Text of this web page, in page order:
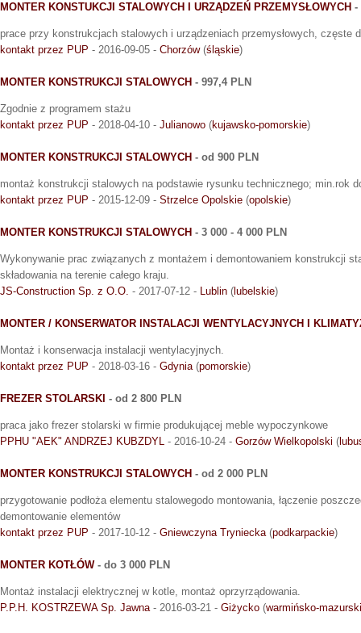
MONTER KONSTUKCJI STALOWYCH I URZĄDZEŃ PRZEMYSŁOWYCH -
prace przy konstrukcjach stalowych i urządzeniach przemysłowych, częste
kontakt przez PUP - 2016-09-05 - Chorzów(śląskie)
MONTER KONSTRUKCJI STALOWYCH - 997,4 PLN
Zgodnie z programem stażu
kontakt przez PUP - 2018-04-10 - Julianowo (kujawsko-pomorskie)
MONTER KONSTRUKCJI STALOWYCH - od 900 PLN
montaż konstrukcji stalowych na podstawie rysunku technicznego; min.rok
kontakt przez PUP - 2015-12-09 - Strzelce Opolskie (opolskie)
MONTER KONSTRUKCJI STALOWYCH - 3 000 - 4 000 PLN
Wykonywanie prac związanych z montażem i demontowaniem konstrukcji
składowania na terenie całego kraju.
JS-Construction Sp. z O.O. - 2017-07-12 - Lublin ( lubelskie)
MONTER / KONSERWATOR INSTALACJI WENTYLACYJNYCH I
Montaż i konserwacja instalacji wentylacyjnych.
kontakt przez PUP - 2018-03-16 - Gdynia(pomorskie)
FREZER STOLARSKI - od 2 800 PLN
praca jako frezer stolarski w firmie produkującej meble wypoczynkowe
PPHU "AEK" ANDRZEJ KUBZDYL - 2016-10-24 - Gorzów Wielkopolski (
MONTER KONSTRUKCJI STALOWYCH - od 2 000 PLN
przygotowanie podłoża elementu stalowegodo montowania, łączenie
demontowanie elementów
kontakt przez PUP - 2017-10-12 - Gniewczyna Tryniecka(podkarpackie)
MONTER KOTŁÓW- do 3 000 PLN
Montaż instalacji elektrycznej w kotle, montaż oprzyrządowania.
P.P.H. KOSTRZEWA Sp. Jawna- 2016-03-21 - Giżycko (warmińsko-